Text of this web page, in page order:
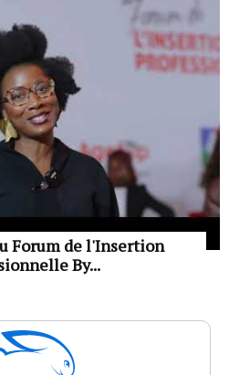
Forum de l'Insertion
By...